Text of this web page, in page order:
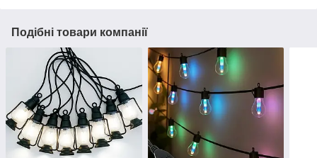
Подібні товари компанії